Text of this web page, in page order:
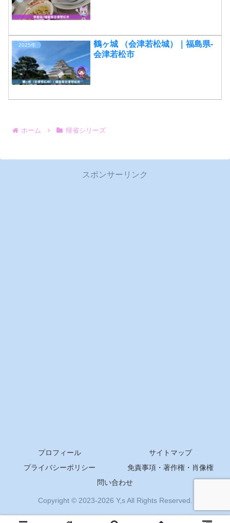
2025年
鶴ヶ城 （会津若松城）｜福島県-
会津若松市
ホーム 帰省シリーズ
スポンサーリンク
プロフィール
サイトマップ
プライバシーポリシー
免責事項・著作権・肖像権
問い合わせ
Copyright © 2023-2026 Y,s All Rights Reserved.